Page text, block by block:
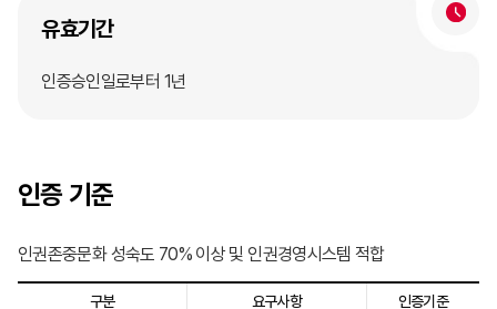
유효기간
인증승인일로부터 1년
인증 기준
인권존중문화 성숙도 70% 이상 및 인권경영시스템 적합
구분 요구사항 인증기준